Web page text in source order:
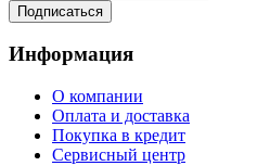
Подписаться
Информация
О компании
Оплата и доставка
Покупка в кредит
Сервисный центр